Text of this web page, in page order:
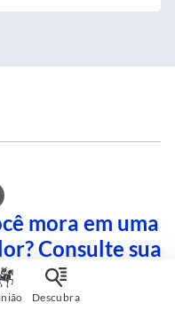
mora em uma
Consulte sua
interativo
Descubra